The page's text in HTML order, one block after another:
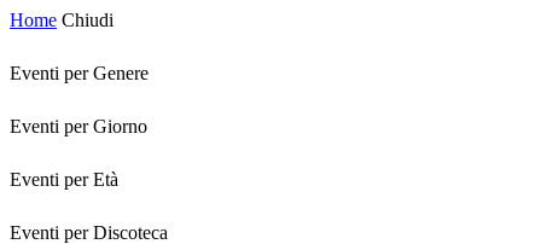
Home Chiudi
Eventi per Genere
Eventi per Giorno
Eventi per Età
Eventi per Discoteca